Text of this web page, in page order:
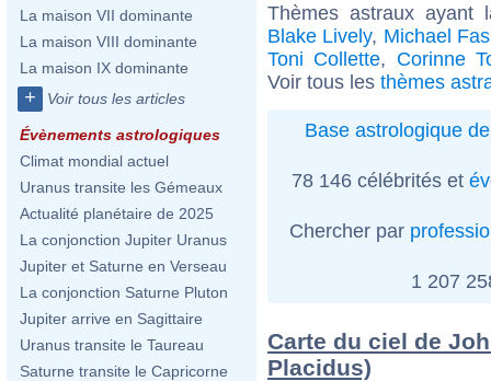
La maison VII dominante
La maison VIII dominante
La maison IX dominante
+ Voir tous les articles
Évènements astrologiques
Climat mondial actuel
Uranus transite les Gémeaux
Actualité planétaire de 2025
La conjonction Jupiter Uranus
Jupiter et Saturne en Verseau
La conjonction Saturne Pluton
Jupiter arrive en Sagittaire
Uranus transite le Taureau
Saturne transite le Capricorne
Thèmes astraux
Blake Lively, Michael
Toni Collette, Corinne
Voir tous les thèmes
Base astrologique
78 146 célébrités et
Chercher par
1 207
Carte du ciel de
Placidus)